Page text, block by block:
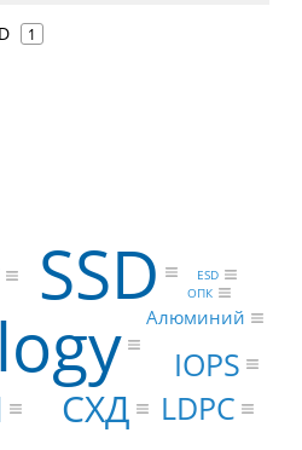
1
SSD
СХД LDPC
IOPS
Алюминий
ESD
ОПК